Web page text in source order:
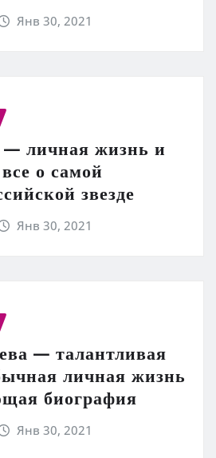
Янв 30, 2021
— личная жизнь и
о самой
звезде
Янв 30, 2021
— талантливая
личная жизнь
биография
Янв 30, 2021